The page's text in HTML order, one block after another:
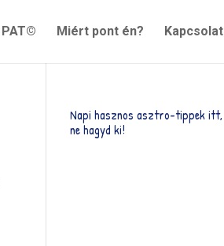
Miért pont én? Kapcsolat
Napi hasznos asztro-tippek itt,
ne hagyd ki!